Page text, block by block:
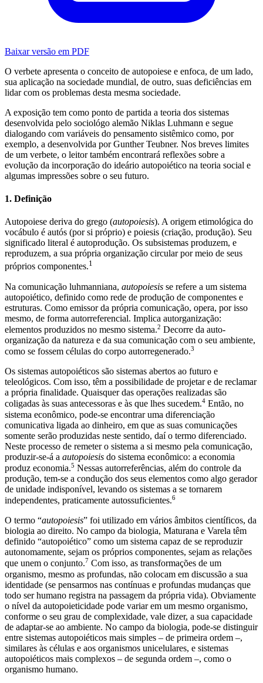
Baixar versão em PDF
O verbete apresenta o conceito de autopoiese e enfoca, de um lado,
sua aplicação na sociedade mundial, de outro, suas deficiências em
lidar com os problemas desta mesma sociedade.
A exposição tem como ponto de partida a teoria dos sistemas
desenvolvida pelo sociológo alemão Niklas Luhmann e segue
dialogando com variáveis do pensamento sistêmico como, por
exemplo, a desenvolvida por Gunther Teubner. Nos breves limites
de um verbete, o leitor também encontrará reflexões sobre a
evolução da incorporação do ideário autopoiético na teoria social e
algumas impressões sobre o seu futuro.
1. Definição
Autopoiese deriva do grego (autopoiesis). A origem etimológica do
vocábulo é autós (por si próprio) e poiesis (criação, produção). Seu
significado literal é autoprodução. Os subsistemas produzem, e
reproduzem, a sua própria organização circular por meio de seus
próprios componentes.1
Na comunicação luhmanniana, autopoiesis se refere a um sistema
autopoiético, definido como rede de produção de componentes e
estruturas. Como emissor da própria comunicação, opera, por isso
mesmo, de forma autorreferencial. Implica autorganização:
elementos produzidos no mesmo sistema.2 Decorre da auto-
organização da natureza e da sua comunicação com o seu ambiente,
como se fossem células do corpo autorregenerado.3
Os sistemas autopoiéticos são sistemas abertos ao futuro e
teleológicos. Com isso, têm a possibilidade de projetar e de reclamar
a própria finalidade. Quaisquer das operações realizadas são
coligadas às suas antecessoras e às que lhes sucedem.4 Então, no
sistema econômico, pode-se encontrar uma diferenciação
comunicativa ligada ao dinheiro, em que as suas comunicações
somente serão produzidas neste sentido, daí o termo diferenciado.
Neste processo de remeter o sistema a si mesmo pela comunicação,
produzir-se-á a autopoiesis do sistema econômico: a economia
produz economia.5 Nessas autorreferências, além do controle da
produção, tem-se a condução dos seus elementos como algo gerador
de unidade indisponível, levando os sistemas a se tornarem
independentes, praticamente autossuficientes.6
O termo “autopoiesis” foi utilizado em vários âmbitos científicos, da
biologia ao direito. No campo da biologia, Maturana e Varela têm
definido “autopoiético” como um sistema capaz de se reproduzir
autonomamente, sejam os próprios componentes, sejam as relações
que unem o conjunto.7 Com isso, as transformações de um
organismo, mesmo as profundas, não colocam em discussão a sua
identidade (se pensarmos nas contínuas e profundas mudanças que
todo ser humano registra na passagem da própria vida). Obviamente
o nível da autopoieticidade pode variar em um mesmo organismo,
conforme o seu grau de complexidade, vale dizer, a sua capacidade
de adaptar-se ao ambiente. No campo da biologia, pode-se distinguir
entre sistemas autopoiéticos mais simples – de primeira ordem –,
similares às células e aos organismos unicelulares, e sistemas
autopoiéticos mais complexos – de segunda ordem –, como o
organismo humano.